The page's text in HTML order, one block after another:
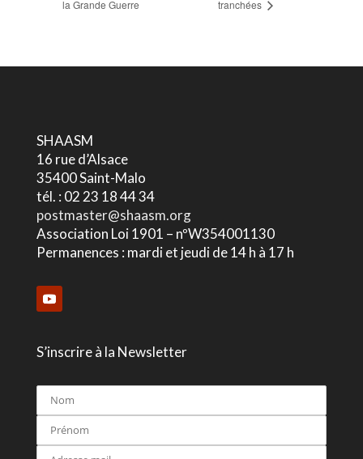
la Grande Guerre
tranchées
SHAASM
16 rue d’Alsace
35400 Saint-Malo
tél. : 02 23 18 44 34
postmaster@shaasm.org
Association Loi 1901 – nºW354001130
Permanences : mardi et jeudi de 14 h à 17 h
S’inscrire à la Newsletter